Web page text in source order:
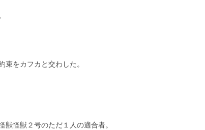
をカフカと交わした。
怪獣２号のただ１人の適合者。